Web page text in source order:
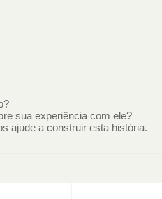
sua experiência com ele?
ajude a construir esta história.